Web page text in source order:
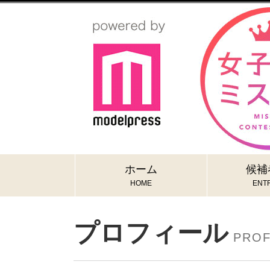
ホーム
HOME
候補
プロフィール